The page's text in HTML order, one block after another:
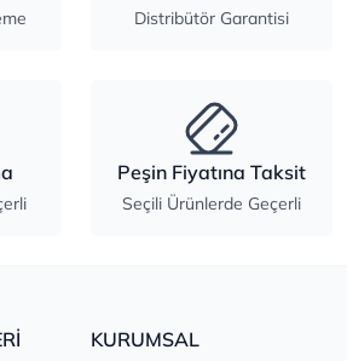
Distribütör Garantisi
Peşin Fiyatına Taksit
Seçili Ürünlerde Geçerli
KURUMSAL